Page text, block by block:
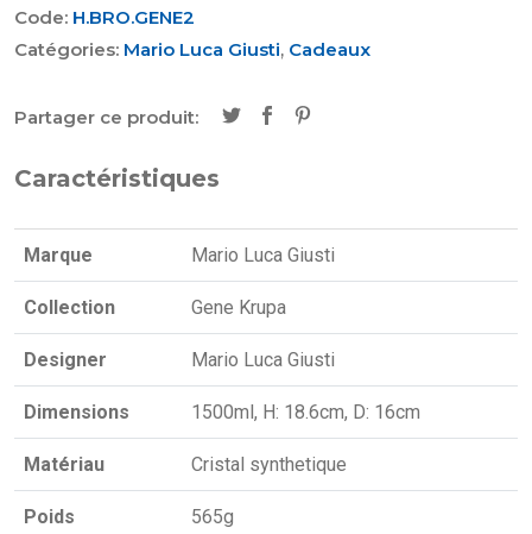
Code: H.BRO.GENE2
Catégories: Mario Luca Giusti, Cadeaux
Partager ce produit:
Caractéristiques
Marque Mario Luca Giusti
Collection Gene Krupa
Designer Mario Luca Giusti
Dimensions 1500ml, H: 18.6cm, D: 16cm
Matériau Cristal synthetique
Poids 565g